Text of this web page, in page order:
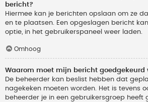
bericht?
Hiermee kan je berichten opslaan om ze
en te plaatsen. Een opgeslagen bericht
optie, in het gebruikerspaneel weer laden.
Omhoog
Waarom moet mijn bericht goedgekeurd
De beheerder kan beslist hebben dat
nagekeken moeten worden. Het is tevens
beheerder je in een gebruikersgroep